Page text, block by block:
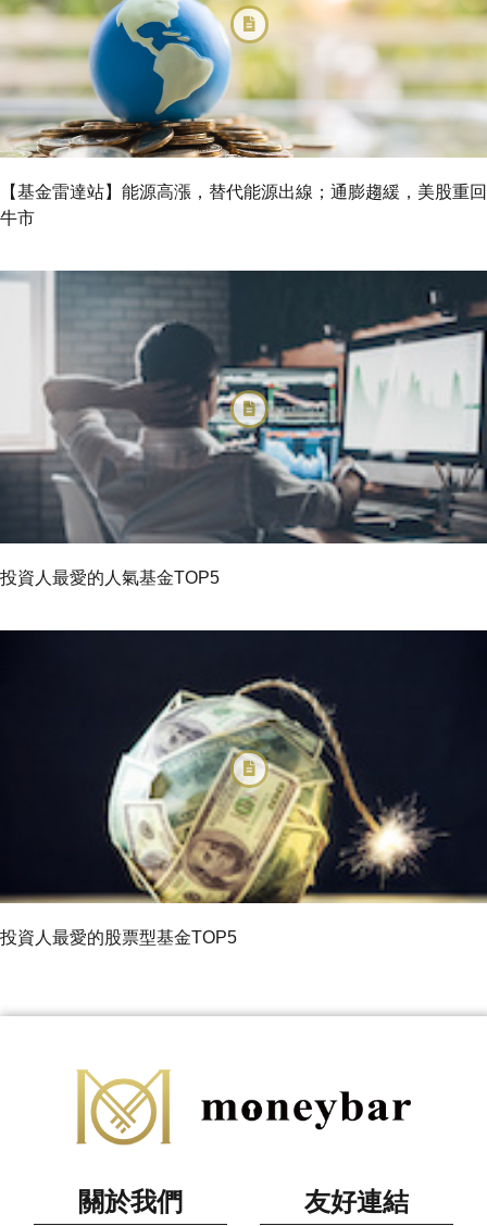
【基金雷達站】能源高漲，替代能源出線；通膨趨緩，美股重回
牛市
投資人最愛的人氣基金TOP5
投資人最愛的股票型基金TOP5
關於我們 友好連結